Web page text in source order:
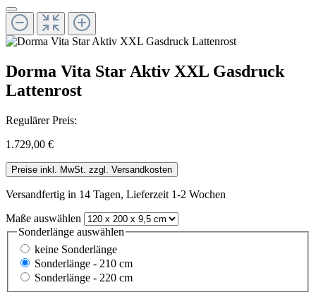
Dorma Vita Star Aktiv XXL Gasdruck
Lattenrost
Regulärer Preis:
1.729,00 €
Preise inkl. MwSt. zzgl. Versandkosten
Versandfertig in 14 Tagen, Lieferzeit 1-2 Wochen
Maße auswählen
Sonderlänge auswählen
keine Sonderlänge
Sonderlänge - 210 cm
Sonderlänge - 220 cm